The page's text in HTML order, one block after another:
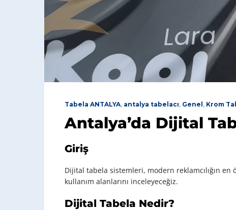
Tabela ANTALYA, antalya tabelacı, Genel, Krom
Antalya’da Dijital
Giriş
Dijital tabela sistemleri, modern reklamcılığın
kullanım alanlarını inceleyeceğiz.
Dijital Tabela Nedir?